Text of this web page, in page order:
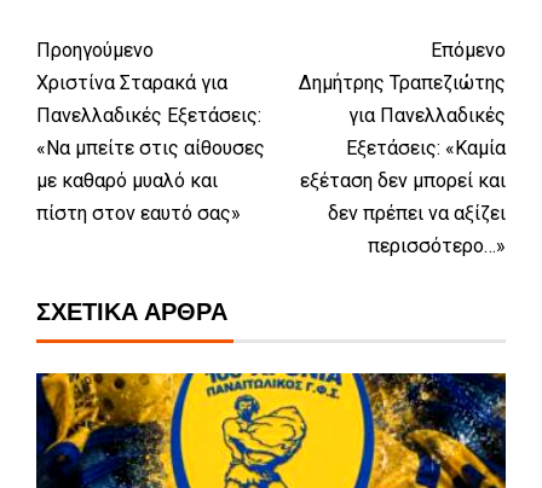
Προηγούμενο
Χριστίνα Σταρακά για
Πανελλαδικές Εξετάσεις:
«Να μπείτε στις αίθουσες
με καθαρό μυαλό και
πίστη στον εαυτό σας»
Επόμενο
Δημήτρης Τραπεζιώτης
για Πανελλαδικές
Εξετάσεις: «Καμία
εξέταση δεν μπορεί και
δεν πρέπει να αξίζει
περισσότερο…»
ΣΧΕΤΙΚΆ ΆΡΘΡΑ